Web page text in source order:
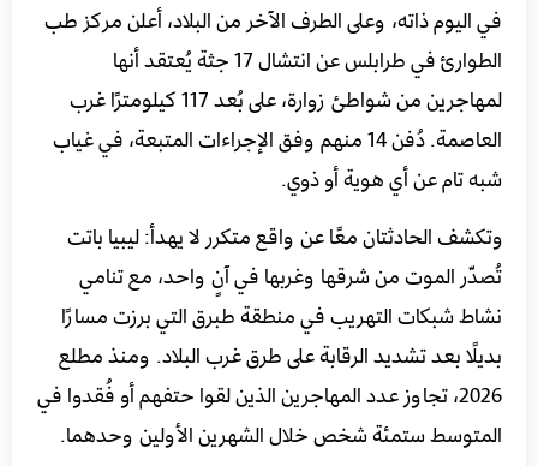
في اليوم ذاته، وعلى الطرف الآخر من البلاد، أعلن مركز طب
الطوارئ في طرابلس عن انتشال 17 جثة يُعتقد أنها
لمهاجرين من شواطئ زوارة، على بُعد 117 كيلومترًا غرب
العاصمة. دُفن 14 منهم وفق الإجراءات المتبعة، في غياب
شبه تام عن أي هوية أو ذوي.
وتكشف الحادثتان معًا عن واقع متكرر لا يهدأ: ليبيا باتت
تُصدّر الموت من شرقها وغربها في آنٍ واحد، مع تنامي
نشاط شبكات التهريب في منطقة طبرق التي برزت مسارًا
بديلًا بعد تشديد الرقابة على طرق غرب البلاد. ومنذ مطلع
2026، تجاوز عدد المهاجرين الذين لقوا حتفهم أو فُقدوا في
المتوسط ستمئة شخص خلال الشهرين الأولين وحدهما.